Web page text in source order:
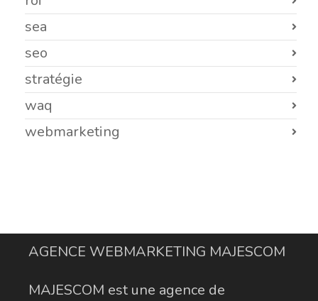
sea
seo
stratégie
waq
webmarketing
AGENCE WEBMARKETING MAJESCOM
MAJESCOM est une agence de